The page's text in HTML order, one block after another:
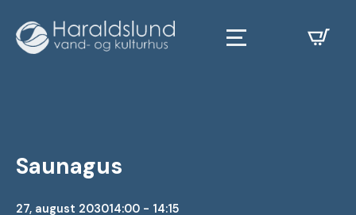
Saunagus
27, august 203014:00 - 14:15